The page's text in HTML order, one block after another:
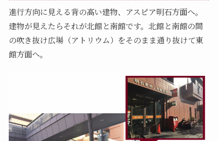
進行方向に見える背の高い建物、アスピア明石方面へ。
建物が見えたらそれが北館と南館です。北館と南館の間
の吹き抜け広場（アトリウム）をそのまま通り抜けて東
館方面へ。